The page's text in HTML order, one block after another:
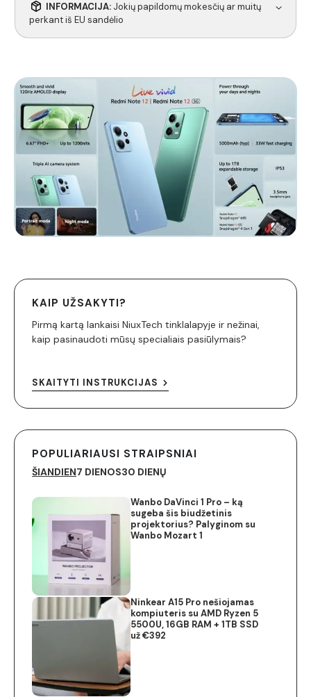
INFORMACIJA: Jokių papildomų mokesčių ar muitų
perkant iš EU sandėlio
KAIP UŽSAKYTI?
Pirmą kartą lankaisi NiuxTech tinklalapyje ir nežinai,
kaip pasinaudoti mūsų specialiais pasiūlymais?
SKAITYTI INSTRUKCIJAS
POPULIARIAUSI STRAIPSNIAI
ŠIANDIEN7 DIENOS30 DIENŲ
Wanbo DaVinci 1 Pro – ką
sugeba šis biudžetinis
projektorius? Palyginom su
Wanbo Mozart 1
Ninkear A15 Pro nešiojamas
kompiuteris su AMD Ryzen 5
5500U, 16GB RAM + 1TB SSD
už €392